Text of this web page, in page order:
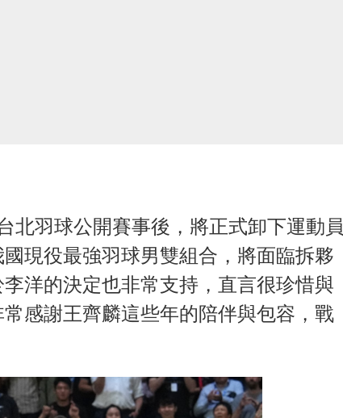
北羽球公開賽事後，將正式卸下運動員
現役最強羽球男雙組合，將面臨拆夥
洋的決定也非常支持，直言很珍惜與
感謝王齊麟這些年的陪伴與包容，戰